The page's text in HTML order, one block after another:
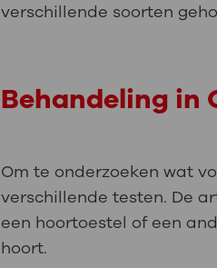
verschillende soorten
Behandeling in
Om te onderzoeken wat
verschillende testen. De
een hoortoestel of een
hoort.